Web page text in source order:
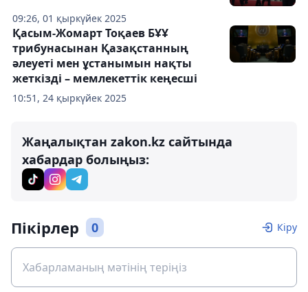
09:26, 01 қыркүйек 2025
10:51, 24 қыркүйек 2025
Қасым-Жомарт Тоқаев БҰҰ
трибунасынан Қазақстанның
әлеуеті мен ұстанымын нақты
жеткізді – мемлекеттік кеңесші
Жаңалықтан zakon.kz сайтында
хабардар болыңыз:
Пікірлер 0 Кіру